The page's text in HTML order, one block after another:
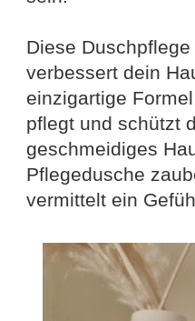
Diese
verbessert dein
einzigartige
pflegt und schützt
geschmeidiges
Pflegedusche
vermittelt ein